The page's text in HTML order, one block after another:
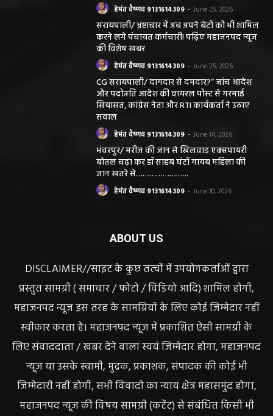
हेमंत वैष्णव 9131614309 - June 25, 2026
सरायपाली/ भ्रष्टाचार में अब अपने बेटों को भी शामिल
करने लगे पंचायत कर्मचारी! पढ़िए महाजनपद न्यूज
की विशेष खबर
हेमंत वैष्णव 9131614309 - June 25, 2026
CG सरायपाली/ दागदार से दमदार?” जांच आदेश
और पदोन्नति आदेश की वायरल पोस्ट से गरमाई
सियासत, कांग्रेस नेता और RTI कार्यकर्ता ने उठाए
सवाल
हेमंत वैष्णव 9131614309 - June 14, 2026
भंवरपुर/ मरीज की जान से खिलवाड़ एक्सपायरी
बोतल चढ़ा कर डॉ साहब घंटों गायब महिला की
जान खतरे से……………….…..
हेमंत वैष्णव 9131614309 - June 10, 2026
ABOUT US
DISCLAIMER//साइट के कुछ तत्वों में उपयोगकर्ताओं द्वारा
प्रस्तुत सामग्री ( समाचार / फोटो / विडियो आदि) शामिल होगी,
महाजनपद न्यूज इस तरह के सामग्रियों के लिए कोई जिम्मेदार नहीं
स्वीकार करता है। महाजनपद न्यूज में प्रकाशित ऐसी सामग्री के
लिए संवाददाता / खबर देने वाला स्वयं जिम्मेदार होगा, महाजनपद
न्यूज या उसके स्वामी, मुद्रक, प्रकाशक, संपादक की कोई भी
जिम्मेदारी नहीं होगी, सभी विवादों का न्याय क्षेत्र महासमुंद होगा,
महाजनपद न्यूज की विषय सामग्री (कटेंट) से संबंधित किसी भी